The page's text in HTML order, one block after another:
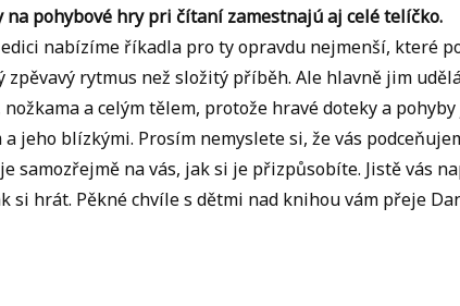
na pohybové hry pri čítaní zamestnajú aj celé telíčko.
nabízíme říkadla pro ty opravdu nejmenší, které
zpěvavý rytmus než složitý příběh. Ale hlavně jim
a celým tělem, protože hravé doteky a
jeho blízkými. Prosím nemyslete si, že vás
samozřejmě na vás, jak si je přizpůsobíte. Jistě vás
si hrát. Pěkné chvíle s dětmi nad knihou vám přeje